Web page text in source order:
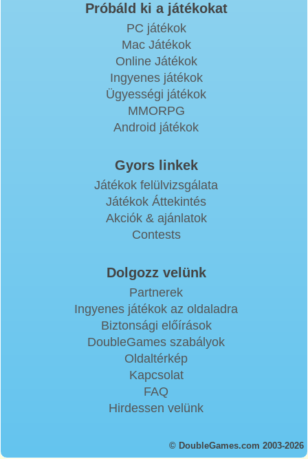
Próbáld ki a játékokat
PC játékok
Mac Játékok
Online Játékok
Ingyenes játékok
Ügyességi játékok
MMORPG
Android játékok
Gyors linkek
Játékok felülvizsgálata
Játékok Áttekintés
Akciók & ajánlatok
Contests
Dolgozz velünk
Partnerek
Ingyenes játékok az oldaladra
Biztonsági előírások
DoubleGames szabályok
Oldaltérkép
Kapcsolat
FAQ
Hirdessen velünk
© DoubleGames.com 2003-2026